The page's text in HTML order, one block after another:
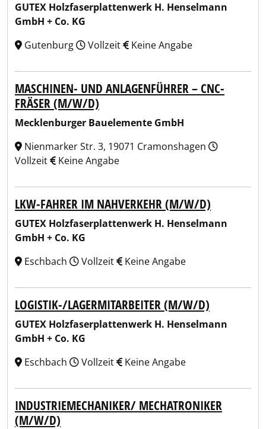
GUTEX Holzfaserplattenwerk H. Henselmann
GmbH + Co. KG
Gutenburg
Vollzeit Keine Angabe
MASCHINEN- UND ANLAGENFÜHRER – CNC-
FRÄSER (M/W/D)
Mecklenburger Bauelemente GmbH
Nienmarker Str. 3, 19071 Cramonshagen
Vollzeit
Keine Angabe
LKW-FAHRER IM NAHVERKEHR (M/W/D)
GUTEX Holzfaserplattenwerk H. Henselmann
GmbH + Co. KG
Eschbach
Vollzeit Keine Angabe
LOGISTIK-/LAGERMITARBEITER (M/W/D)
GUTEX Holzfaserplattenwerk H. Henselmann
GmbH + Co. KG
Eschbach
Vollzeit Keine Angabe
INDUSTRIEMECHANIKER/ MECHATRONIKER
(M/W/D)